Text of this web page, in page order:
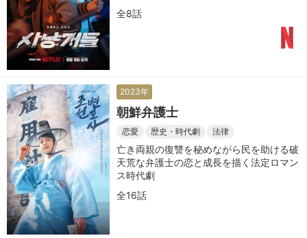
繰り広げる
全8話
2023年
朝鮮弁護士
恋愛 歴史・時代劇 法律
亡き両親の復讐を秘めながら民を助ける破
天荒な弁護士の恋と成長を描く法定ロマン
ス時代劇
全16話